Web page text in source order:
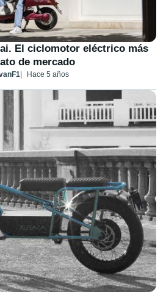
El ciclomotor eléctrico más
de mercado
Hace 5 años